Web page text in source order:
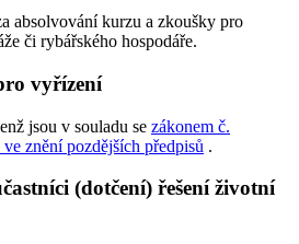
absolvování kurzu a zkoušky pro
či rybářského hospodáře.
vyřízení
jsou v souladu se zákonem č.
znění pozdějších předpisů .
(dotčení) řešení životní